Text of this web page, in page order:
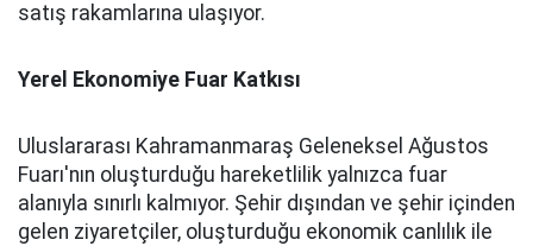
satış rakamlarına ulaşıyor.
Yerel Ekonomiye Fuar Katkısı
Uluslararası Kahramanmaraş Geleneksel Ağustos
Fuarı'nın oluşturduğu hareketlilik yalnızca fuar
alanıyla sınırlı kalmıyor. Şehir dışından ve şehir içinden
gelen ziyaretçiler, oluşturduğu ekonomik canlılık ile